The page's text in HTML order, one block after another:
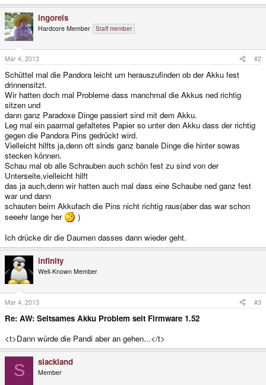
ingoreis
Hardcore Member Staff member
Mar 4, 2013 #2
Schüttel mal die Pandora leicht um herauszufinden ob der Akku fest
drinnensitzt.
Wir hatten doch mal Probleme dass manchmal die Akkus ned richtig
sitzen und
dann ganz Paradoxe Dinge passiert sind mit dem Akku.
Leg mal ein paarmal gefaltetes Papier so unter den Akku dass der richtig
gegen die Pandora Pins gedrückt wird.
Vielleicht hilfts ja,denn oft sinds ganz banale Dinge die hinter sowas
stecken können.
Schau mal ob alle Schrauben auch schön fest zu sind von der
Unterseite,vielleicht hilft
das ja auch,denn wir hatten auch mal dass eine Schaube ned ganz fest
war und dann
schauten beim Akkufach die Pins nicht richtig raus(aber das war schon
seeehr lange her
)
Ich drücke dir die Daumen dasses dann wieder geht.
infinity
Well-Known Member
Mar 4, 2013 #3
Re: AW: Seltsames Akku Problem seit Firmware 1.52
<t>Dann würde die Pandi aber an gehen...</t>
S slackland
Member